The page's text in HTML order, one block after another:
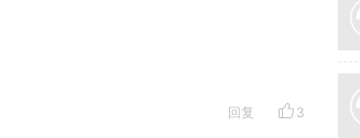
回复 3